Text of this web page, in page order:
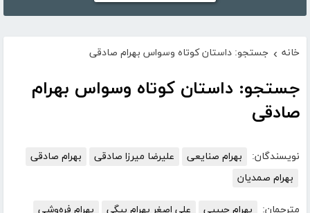
خانه › جستجو: داستان کوتاه وسواس بهرام صادقی
جستجو: داستان کوتاه وسواس بهرام
صادقی
نویسندگان: بهرام صنایعی علیرضا میرزا صادقی
بهرام صادقی
بهرام صمدیان
مترجمان: بهرام حبیبی علی اصغر بهرام بیگی
بهرام فره‌وشی